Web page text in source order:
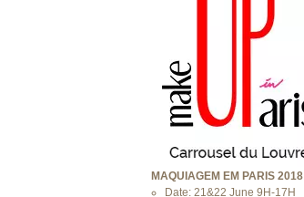
MAQUIAGEM EM PARIS 2018
Date: 21&22 June 9H-17H